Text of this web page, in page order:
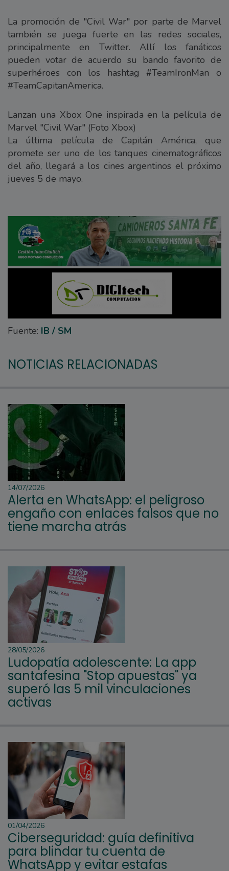
La promoción de "Civil War" por parte de Marvel
también se juega fuerte en las redes sociales,
principalmente en Twitter. Allí los fanáticos
pueden votar de acuerdo su bando favorito de
superhéroes con los hashtag #TeamIronMan o
#TeamCapitanAmerica.
Lanzan una Xbox One inspirada en la película de
Marvel "Civil War" (Foto Xbox)
La última película de Capitán América, que
promete ser uno de los tanques cinematográficos
del año, llegará a los cines argentinos el próximo
jueves 5 de mayo.
Fuente: IB / SM
NOTICIAS RELACIONADAS
14/07/2026
Alerta en WhatsApp: el peligroso
engaño con enlaces falsos que no
tiene marcha atrás
28/05/2026
Ludopatía adolescente: La app
santafesina "Stop apuestas" ya
superó las 5 mil vinculaciones
activas
01/04/2026
Ciberseguridad: guía definitiva
para blindar tu cuenta de
WhatsApp y evitar estafas